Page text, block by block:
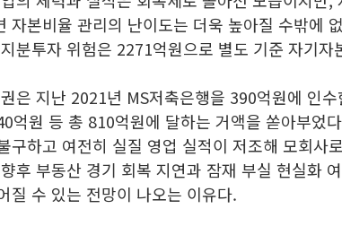
자본비율 관리의 난이도는 더욱 높아질 수밖에
분투자 위험은 2271억원으로 별도 기준 자기
은 지난 2021년 MS저축은행을 390억원에 인
억원 등 총 810억원에 달하는 거액을 쏟아부었
구하고 여전히 실질 영업 실적이 저조해 모회사
후 부동산 경기 회복 지연과 잠재 부실 현실화
질 수 있는 전망이 나오는 이유다.